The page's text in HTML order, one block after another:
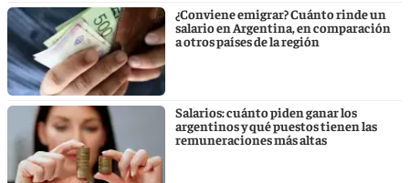
¿Conviene emigrar? Cuánto rinde un
salario en Argentina, en comparación
a otros países de la región
Salarios: cuánto piden ganar los
argentinos y qué puestos tienen las
remuneraciones más altas